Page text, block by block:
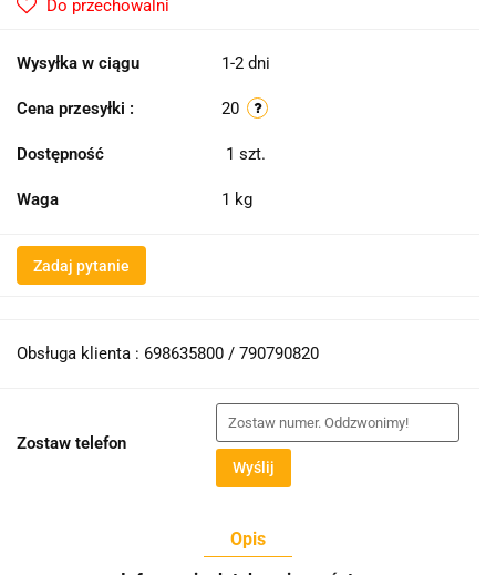
Do przechowalni
Wysyłka w ciągu 1-2 dni
Cena przesyłki : 20
Dostępność 1 szt.
Waga 1 kg
Zadaj pytanie
Obsługa klienta : 698635800 / 790790820
Zostaw telefon
Wyślij
Opis